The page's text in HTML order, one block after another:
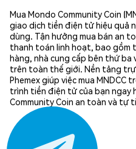
Mua Mondo Community Coin
giao dịch tiền điện tử hiệu quả
dùng. Tận hưởng mua bán an
thanh toán linh hoạt, bao gồm
hàng, nhà cung cấp bên thứ ba
trên toàn thế giới. Nền tảng
Phemex giúp việc mua MNDCC
trình tiền điện tử của bạn ngay
Community Coin an toàn và tự